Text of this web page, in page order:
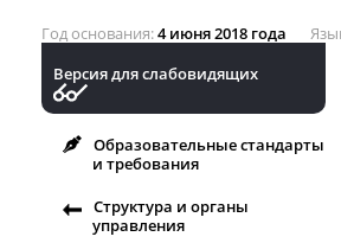
Год основания 4 июня 2018 года
Версия для слабовидящих
Образовательные стандарты
и требования
Структура и органы
управления